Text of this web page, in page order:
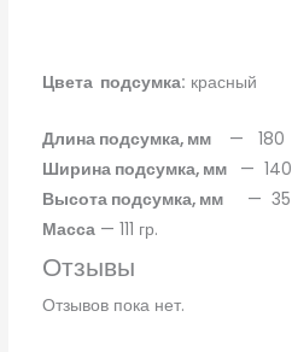
Цвета подсумка: красный
Длина подсумка, мм
— 180
Ширина подсумка, мм
— 140
Высота подсумка, мм— 35
Масса— 111 гр.
Отзывы
Отзывов пока нет.